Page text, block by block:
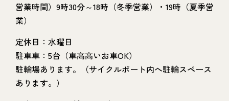
営業時間）9時30分～18時（冬季営業）・19時（夏季営
業）
定休日：水曜日
駐車車：5台（車高高いお車OK）
駐輪場あります。（サイクルポート内へ駐輪スペース
あります。）